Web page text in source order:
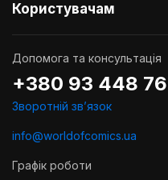
Користувачам
Допомога та консультація
+380 93 448
Зворотній звʼязок
info@worldofcomics.ua
Графік роботи